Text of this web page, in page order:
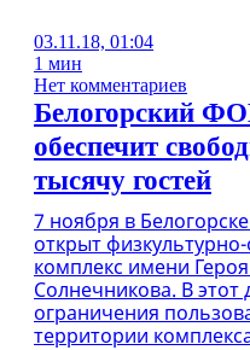
03.11.18, 01:04
1 мин
Нет комментариев
Белогорский
обеспечит
тысячу гостей
7 ноября в
открыт
комплекс имени
Солнечникова. В этот
ограничения
территории